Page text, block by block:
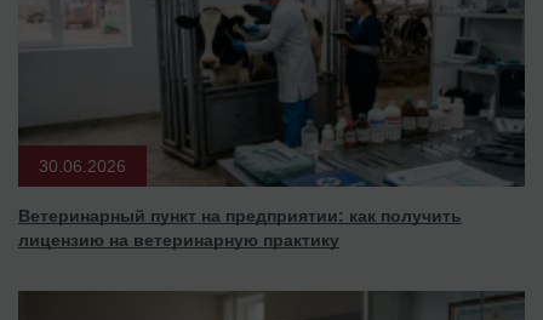
30.06.2026
Ветеринарный пункт на предприятии: как получить
лицензию на ветеринарную практику